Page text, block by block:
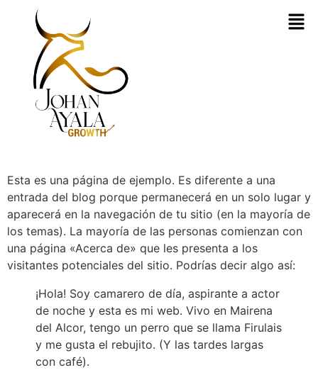
Esta es una página de ejemplo. Es diferente a una
entrada del blog porque permanecerá en un solo lugar y
aparecerá en la navegación de tu sitio (en la mayoría de
los temas). La mayoría de las personas comienzan con
una página «Acerca de» que les presenta a los
visitantes potenciales del sitio. Podrías decir algo así:
¡Hola! Soy camarero de día, aspirante a actor
de noche y esta es mi web. Vivo en Mairena
del Alcor, tengo un perro que se llama Firulais
y me gusta el rebujito. (Y las tardes largas
con café).